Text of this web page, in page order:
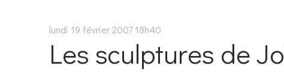
lundi 19 février 2007 18h40
Les sculptures de